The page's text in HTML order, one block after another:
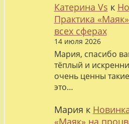
Катерина Vs к
Практика
всех сферах
14 июля 2026
Мария, спасибо
тёплый и
очень ценны
это…
Мария к